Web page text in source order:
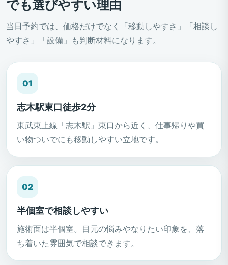
でも選びやすい理由
当日予約では、価格だけでなく「移動しやすさ」「相談し
やすさ」「設備」も判断材料になります。
01
志木駅東口徒歩2分
東武東上線「志木駅」東口から近く、仕事帰りや買
い物ついでにも移動しやすい立地です。
02
半個室で相談しやすい
施術面は半個室。目元の悩みやなりたい印象を、落
ち着いた雰囲気で相談できます。